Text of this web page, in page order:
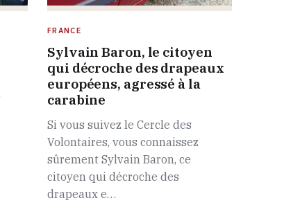
FRANCE
Sylvain Baron, le citoyen
qui décroche des drapeaux
européens, agressé à la
carabine
Si vous suivez le Cercle des
Volontaires, vous connaissez
sûrement Sylvain Baron, ce
citoyen qui décroche des
drapeaux e…